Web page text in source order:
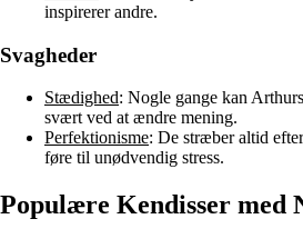
inspirerer andre.
Svagheder
Stædighed: Nogle gange kan
svært ved at ændre mening.
Perfektionisme: De stræber altid
føre til unødvendig stress.
Populære Kendisser med